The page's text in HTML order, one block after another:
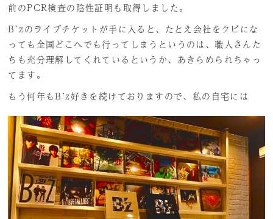
前のPCR検査の陰性証明も取得しました。
B`zのライブチケットが手に入ると、たとえ会社をクビにな
っても全国どこへでも行ってしまうというのは、職人さんた
ちも充分理解してくれているというか、あきらめられちゃっ
てます。
もう何年もB’z好きを続けておりますので、私の自宅には